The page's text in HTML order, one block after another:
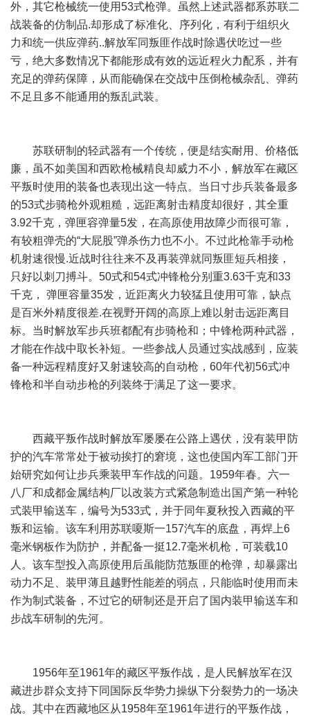
外，其它枪械统一使用53式枪弹。虽然上述武器都系苏联二
战装备的仿制品.却形成了标准化、序列化，有利于组织火
力和统一供应弹药..解放军同叛匪作战时除遇伏吃过一些
亏，绝大多数情况下都能形成有效的远近程火力配系，并有
充足的弹药保障，从而能确保在交战中压倒枪械杂乱、弹药
不足且多不能通用的叛乱武装。
苏联研制的轻武器有一个传统，便是结实耐用、价格低
廉，虽不如美国和西欧枪械精良却威力不小，解放军在藏区
平叛时使用的装备也表现出这一特点。当日寸步兵装备最多
的53式步骑枪外观粗糙，远距离射击精度却很好，其全重
3.92千克，弹匣容弹量5发，在高原使用故障少而很可靠，
有较粗弹壳的“大屁股”弹杀伤力也不小。不过此枪靠手动枪
机射速很慢.近战时往往来不及再装弹就同叛匪短兵相接，
只好以刺刀搏斗。50式和54式冲锋枪分别重3.63千克和33
千克， 弹匣容量35发，近距离火力较猛且使用可靠，缺点
是百米外精度很差.在视野开阔的高原上难以射击远距离目
标。当时解放军步兵班都配有步骑枪和；中锋枪两种武器，
才能在作战中取长补短。一些参战人员通过实战感到，应装
备一种远程精度好又射速较高的自动枪，60年代初56式冲
锋枪和半自动步枪的列装终于满足了这一要求。
西藏平叛作战时解放军屡屡在公路上遇伏，没有装甲防
护的汽车常常处于被动挨打的窘境，这也使国内军工部门开
始研究如何让步兵乘装甲车作战的问题。1959年春。六一
八厂和成都金属结构厂以改装方式紧急制造出国产第一种轮
式装甲输送车，编号为533式，并于同年夏秋投入西藏的平
叛和运输。该车利用苏联嗄斯一157汽车的底盘，再焊上6
毫米钢板作为防护，并配备一挺12.7毫米机枪，可装载10
人。该车型投入高原使用后虽能防范叛匪的枪弹，却暴露出
动力不足、装甲薄且越野性能差的弱点，只能临时使用而未
作为制式装备，不过它的研制还是开启了国内装甲输送车和
步战车研制的先河。
1956年至1961年的藏区平叛作战，是人民解放军在汉
藏进步群众支持下同国际反华势力操纵下分裂势力的一场决
战。其中在西藏地区从1958年至1961年进行的平叛作战，